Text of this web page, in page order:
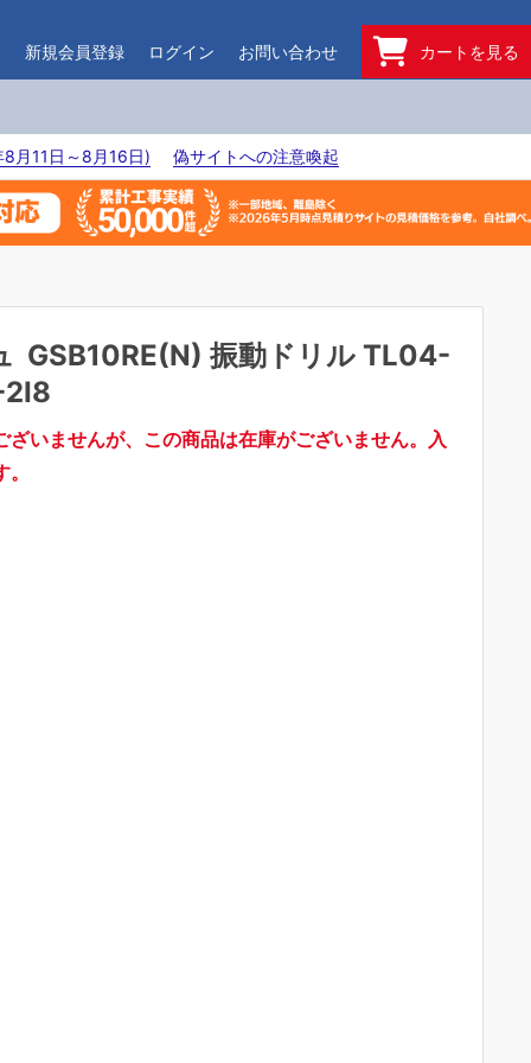
新規会員登録 ログイン お問い合わせ カートを見る
月11日～8月16日) 偽サイトへの注意喚起
GSB10RE(N) 振動ドリル TL04-
ざいませんが、この商品は在庫がございません。入